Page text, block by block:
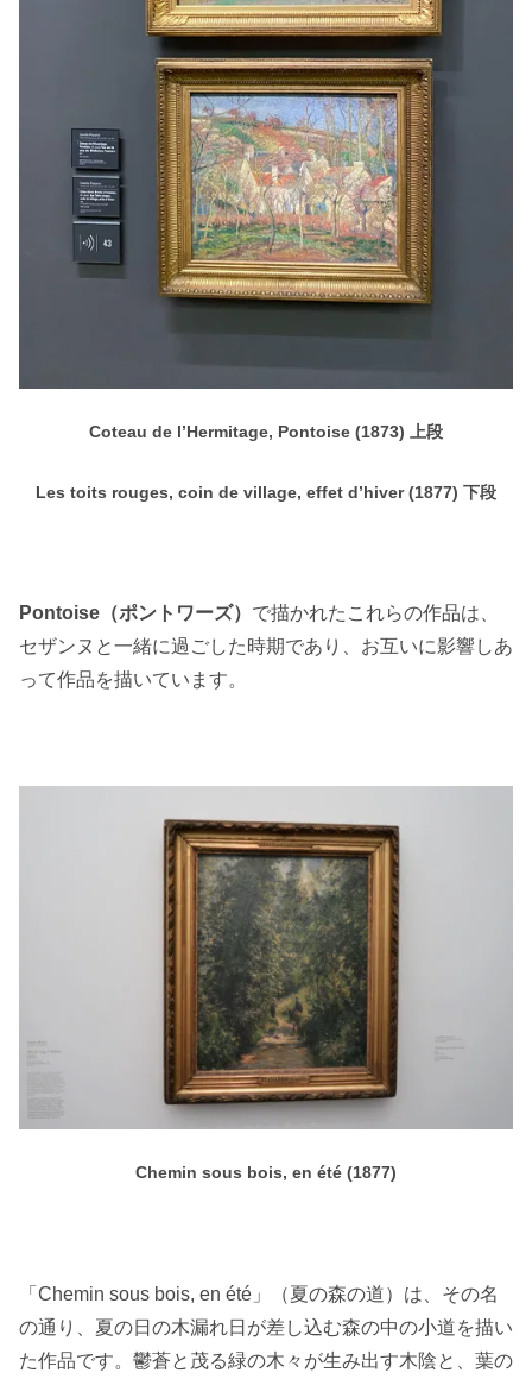
Coteau de l’Hermitage, Pontoise (1873) 上段
Les toits rouges, coin de village, effet d’hiver (1877) 下段
Pontoise（ポントワーズ） で描かれたこれらの作品は、
セザンヌと一緒に過ごした時期であり、お互いに影響しあ
って作品を描いています。
Chemin sous bois, en été (1877)
「Chemin sous bois, en été」（夏の森の道）は、その名
の通り、夏の日の木漏れ日が差し込む森の中の小道を描い
た作品です。鬱蒼と茂る緑の木々が生み出す木陰と、葉の